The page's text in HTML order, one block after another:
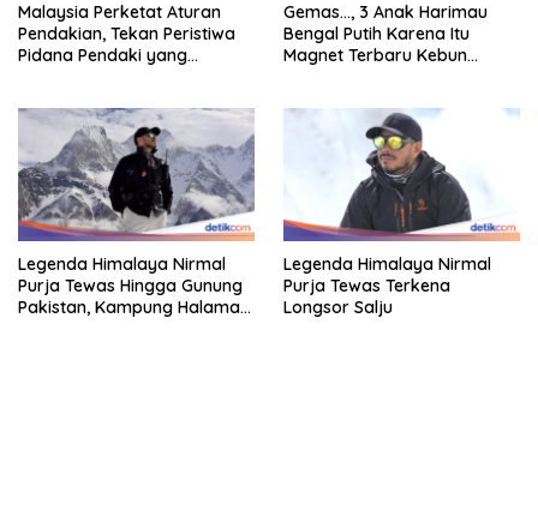
Malaysia Perketat Aturan
Pendakian, Tekan Peristiwa
Pidana Pendaki yang
Gemas…, 3 Anak Harimau
Bengal Putih Karena Itu
Magnet Terbaru Kebun
Legenda Himalaya Nirmal
Purja Tewas Hingga Gunung
Pakistan, Kampung Halaman
Legenda Himalaya Nirmal
Purja Tewas Terkena
Longsor Salju